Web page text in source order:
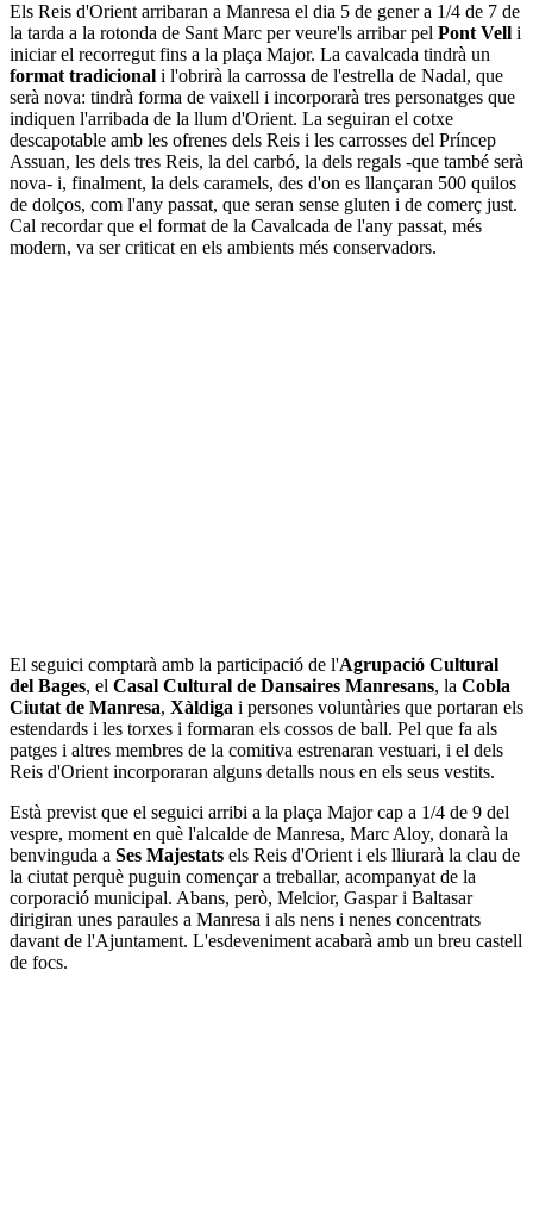
Els Reis d'Orient arribaran a Manresa el dia 5 de gener a 1/4 de 7 de
la tarda a la rotonda de Sant Marc per veure'ls arribar pel Pont Vell i
iniciar el recorregut fins a la plaça Major. La cavalcada tindrà un
format tradicional i l'obrirà la carrossa de l'estrella de Nadal, que
serà nova: tindrà forma de vaixell i incorporarà tres personatges que
indiquen l'arribada de la llum d'Orient. La seguiran el cotxe
descapotable amb les ofrenes dels Reis i les carrosses del Príncep
Assuan, les dels tres Reis, la del carbó, la dels regals -que també serà
nova- i, finalment, la dels caramels, des d'on es llançaran 500 quilos
de dolços, com l'any passat, que seran sense gluten i de comerç just.
Cal recordar que el format de la Cavalcada de l'any passat, més
modern, va ser criticat en els ambients més conservadors.
El seguici comptarà amb la participació de l'Agrupació Cultural
del Bages, el Casal Cultural de Dansaires Manresans, la Cobla
Ciutat de Manresa, Xàldiga i persones voluntàries que portaran els
estendards i les torxes i formaran els cossos de ball. Pel que fa als
patges i altres membres de la comitiva estrenaran vestuari, i el dels
Reis d'Orient incorporaran alguns detalls nous en els seus vestits.
Està previst que el seguici arribi a la plaça Major cap a 1/4 de 9 del
vespre, moment en què l'alcalde de Manresa, Marc Aloy, donarà la
benvinguda a Ses Majestats els Reis d'Orient i els lliurarà la clau de
la ciutat perquè puguin començar a treballar, acompanyat de la
corporació municipal. Abans, però, Melcior, Gaspar i Baltasar
dirigiran unes paraules a Manresa i als nens i nenes concentrats
davant de l'Ajuntament. L'esdeveniment acabarà amb un breu castell
de focs.